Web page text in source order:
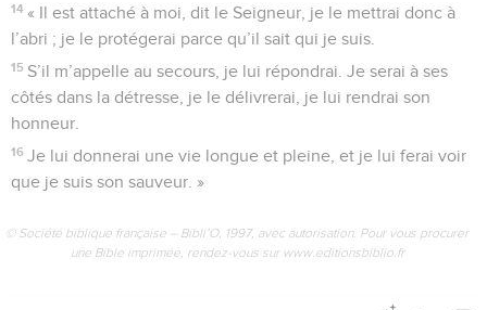
14 « Il est attaché à moi, dit le Seigneur, je le mettrai donc à
l’abri ; je le protégerai parce qu’il sait qui je suis.
15 S’il m’appelle au secours, je lui répondrai. Je serai à ses
côtés dans la détresse, je le délivrerai, je lui rendrai son
honneur.
16 Je lui donnerai une vie longue et pleine, et je lui ferai voir
que je suis son sauveur. »
© Société biblique française – Bibli’O, 1997, avec autorisation. Pour vous procurer
une Bible imprimée, rendez-vous sur www.editionsbiblio.fr